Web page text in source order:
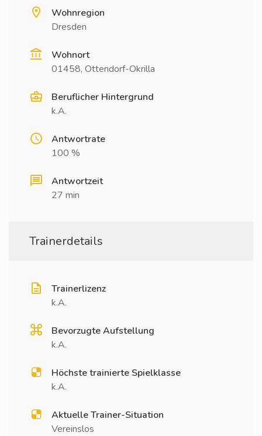
Wohnregion
Dresden
Wohnort
01458, Ottendorf-Okrilla
Beruflicher Hintergrund
k.A.
Antwortrate
100 %
Antwortzeit
27 min
Trainerdetails
Trainerlizenz
k.A.
Bevorzugte Aufstellung
k.A.
Höchste trainierte Spielklasse
k.A.
Aktuelle Trainer-Situation
Vereinslos